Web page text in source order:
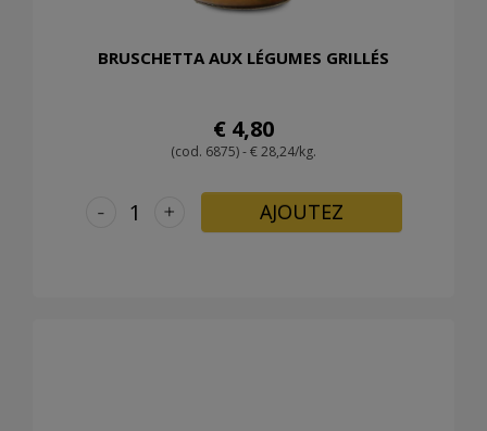
BRUSCHETTA AUX LÉGUMES GRILLÉS
€ 4,80
(cod. 6875) - € 28,24/kg.
+
- AJOUTEZ